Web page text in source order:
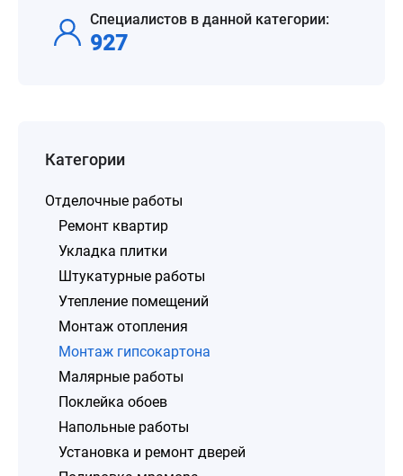
Специалистов в данной категории:
927
Категории
Отделочные работы
Ремонт квартир
Укладка плитки
Штукатурные работы
Утепление помещений
Монтаж отопления
Монтаж гипсокартона
Малярные работы
Поклейка обоев
Напольные работы
Установка и ремонт дверей